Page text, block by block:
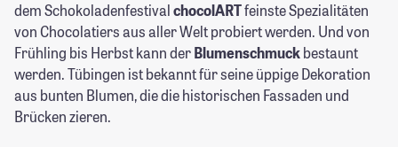
dem SchokoladenfestivalchocolARTfeinste Spezialitäten
von Chocolatiers aus aller Welt probiert werden. Und von
Frühling bis Herbst kann derBlumenschmuckbestaunt
werden. Tübingen ist bekannt für seine üppige Dekoration
aus bunten Blumen, die die historischen Fassaden und
Brücken zieren.